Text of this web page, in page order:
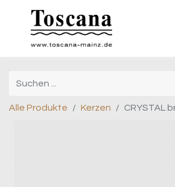
Alle Produkte Kerzen CRYSTAL